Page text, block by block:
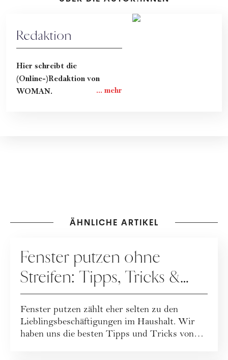
Redaktion
Hier schreibt die
(Online-)Redaktion von
WOMAN.
ÄHNLICHE ARTIKEL
Fenster putzen ohne
Streifen: Tipps, Tricks &
Haushaltsmittel
Fenster putzen zählt eher selten zu den
Lieblingsbeschäftigungen im Haushalt. Wir
haben uns die besten Tipps und Tricks von